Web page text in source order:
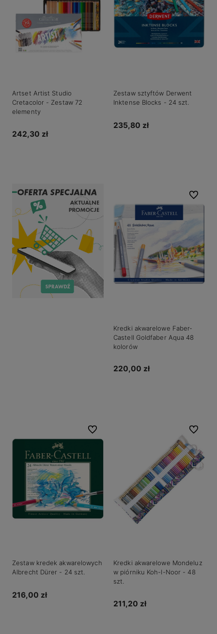
Artset Artist Studio
Cretacolor - Zestaw 72
elementy
242,30 zł
Zestaw sztyftów Derwent
Inktense Blocks - 24 szt.
235,80 zł
Kredki akwarelowe Faber-
Castell Goldfaber Aqua 48
kolorów
220,00 zł
Do
Zestaw kredek akwarelowych
Albrecht Dürer - 24 szt.
216,00 zł
Do ulubionych
Kredki akwarelowe Mondeluz
w piórniku Koh-I-Noor - 48
szt.
211,20 zł
Do